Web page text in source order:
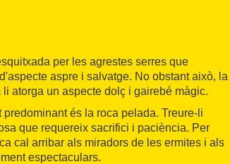
per les agrestes serres que
aspre i salvatge. No obstant això, la
atorga un aspecte dolç i gairebé màgic.
és la roca pelada. Treure-li
que requereix sacrifici i paciència. Per
cal arribar als miradors de les ermites i als
espectaculars.